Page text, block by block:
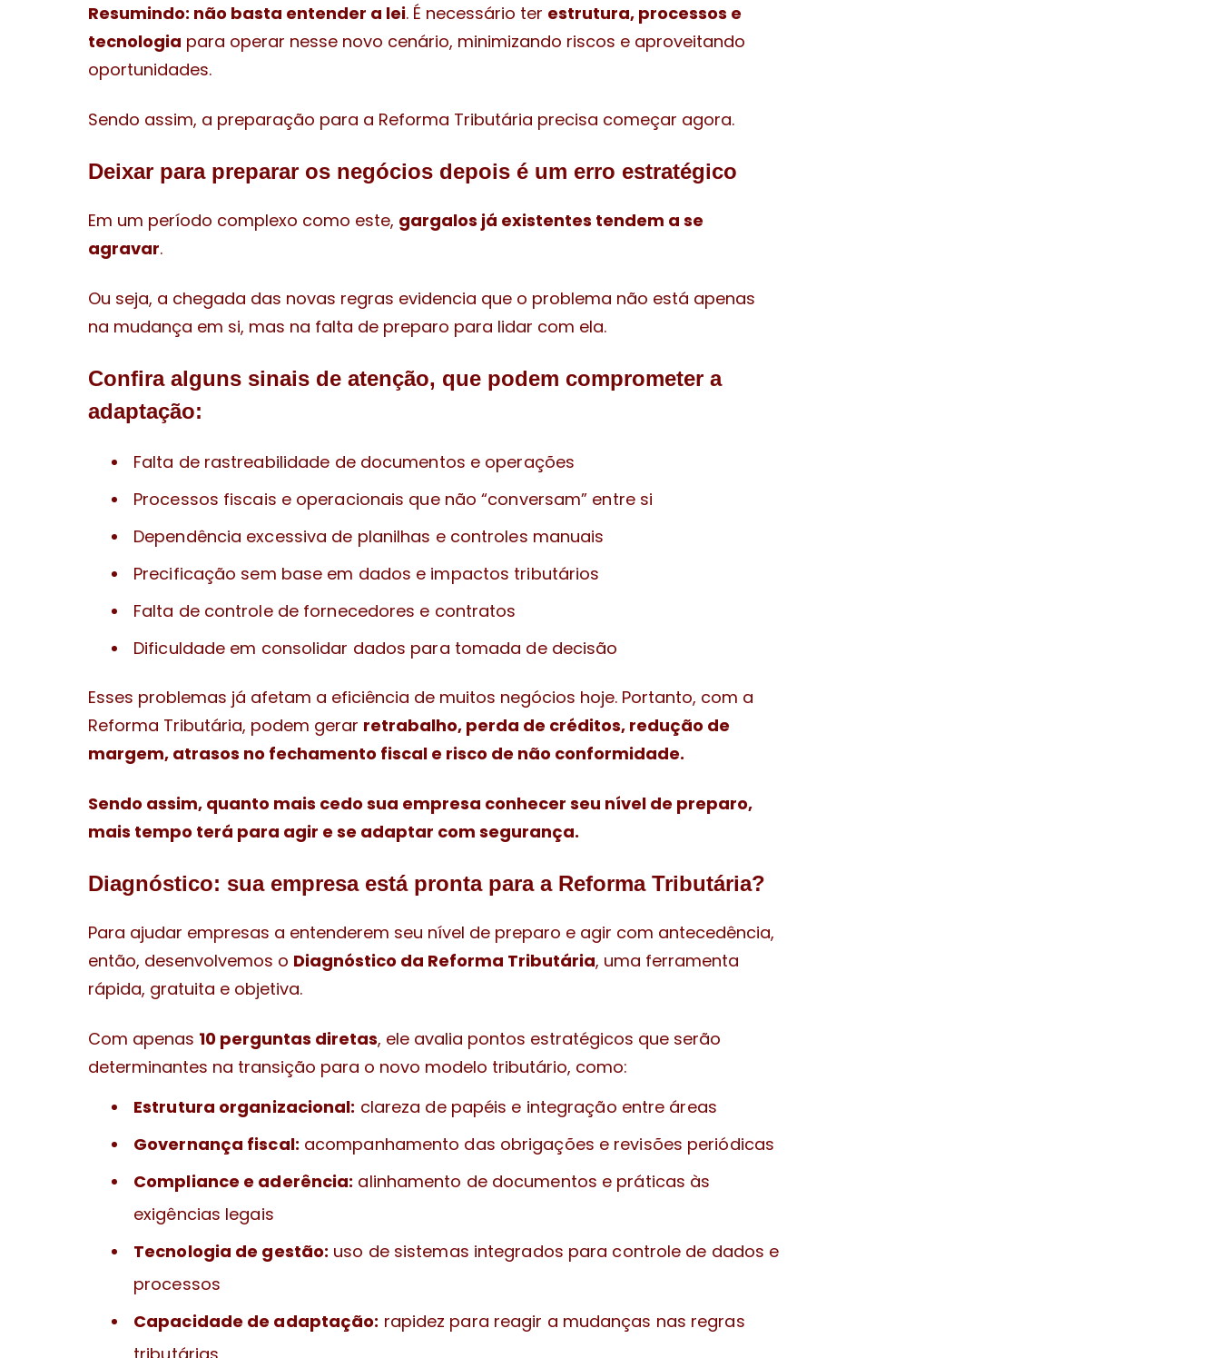
Resumindo: não basta entender a lei. É necessário ter estrutura, processos e
tecnologia para operar nesse novo cenário, minimizando riscos e aproveitando
oportunidades.
Sendo assim, a preparação para a Reforma Tributária precisa começar agora.
Deixar para preparar os negócios depois é um erro estratégico
Em um período complexo como este, gargalos já existentes tendem a se
agravar.
Ou seja, a chegada das novas regras evidencia que o problema não está apenas
na mudança em si, mas na falta de preparo para lidar com ela.
Confira alguns sinais de atenção, que podem comprometer a
adaptação:
Falta de rastreabilidade de documentos e operações
Processos fiscais e operacionais que não “conversam” entre si
Dependência excessiva de planilhas e controles manuais
Precificação sem base em dados e impactos tributários
Falta de controle de fornecedores e contratos
Dificuldade em consolidar dados para tomada de decisão
Esses problemas já afetam a eficiência de muitos negócios hoje. Portanto, com a
Reforma Tributária, podem gerar retrabalho, perda de créditos, redução de
margem, atrasos no fechamento fiscal e risco de não conformidade.
Sendo assim, quanto mais cedo sua empresa conhecer seu nível de preparo,
mais tempo terá para agir e se adaptar com segurança.
Diagnóstico: sua empresa está pronta para a Reforma Tributária?
Para ajudar empresas a entenderem seu nível de preparo e agir com antecedência,
então, desenvolvemos o Diagnóstico da Reforma Tributária, uma ferramenta
rápida, gratuita e objetiva.
Com apenas 10 perguntas diretas, ele avalia pontos estratégicos que serão
determinantes na transição para o novo modelo tributário, como:
Estrutura organizacional: clareza de papéis e integração entre áreas
Governança fiscal: acompanhamento das obrigações e revisões periódicas
Compliance e aderência: alinhamento de documentos e práticas às
exigências legais
Tecnologia de gestão: uso de sistemas integrados para controle de dados e
processos
Capacidade de adaptação: rapidez para reagir a mudanças nas regras